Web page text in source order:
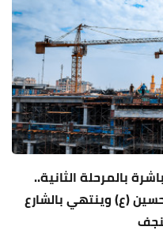
بالمرحلة الثانية..
(ع) وينتهي بالشارع